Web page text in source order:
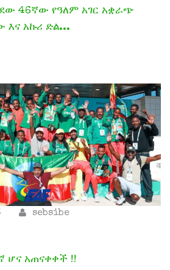
46ኛው የዓለም አገር አቋራጭ
እና አኩሪ ድል...
sebsibe
ሆና አጠናቀቀች !!